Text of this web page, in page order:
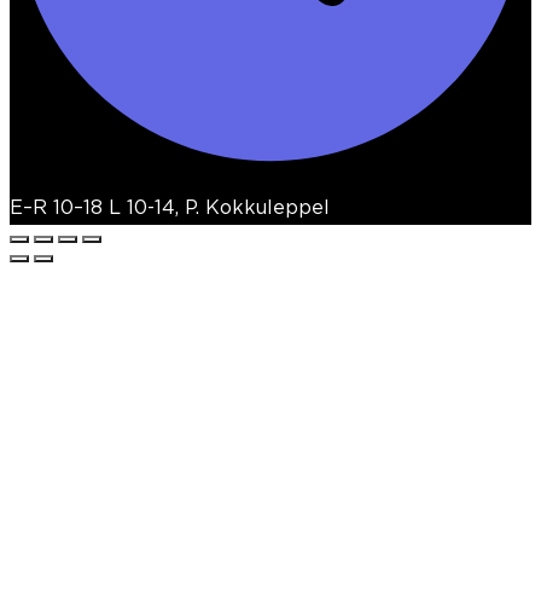
E–R 10–18 L 10-14, P. Kokkuleppel